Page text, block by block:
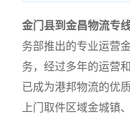
金门县到金昌物流专
务部推出的专业运营
务，经过多年的运营
已成为港邦物流的优
上门取件区域金城镇